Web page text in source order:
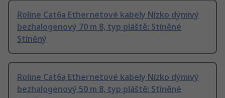
Roline Cat6a Ethernetové kabely Nízko dýmivý
bezhalogenový 70 m 8, typ pláště: Stíněné
Stíněný
Roline Cat6a Ethernetové kabely Nízko dýmivý
bezhalogenový 50 m 8, typ pláště: Stíněné